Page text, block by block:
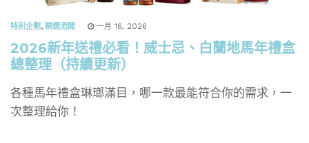
特別企劃 , 精選酒聞 一月 16, 2026
2026新年送禮必看！威士忌、白蘭地馬年禮盒
總整理（持續更新）
各種馬年禮盒琳瑯滿目，哪一款最能符合你的需求，一
次整理給你！